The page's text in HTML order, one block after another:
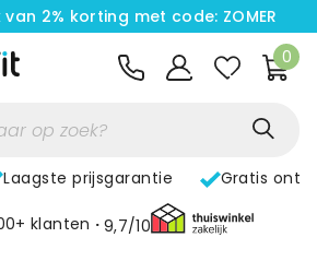
2% korting met code: ZOMER
0
Laagste prijsgarantie Gratis
klanten 9,7/10